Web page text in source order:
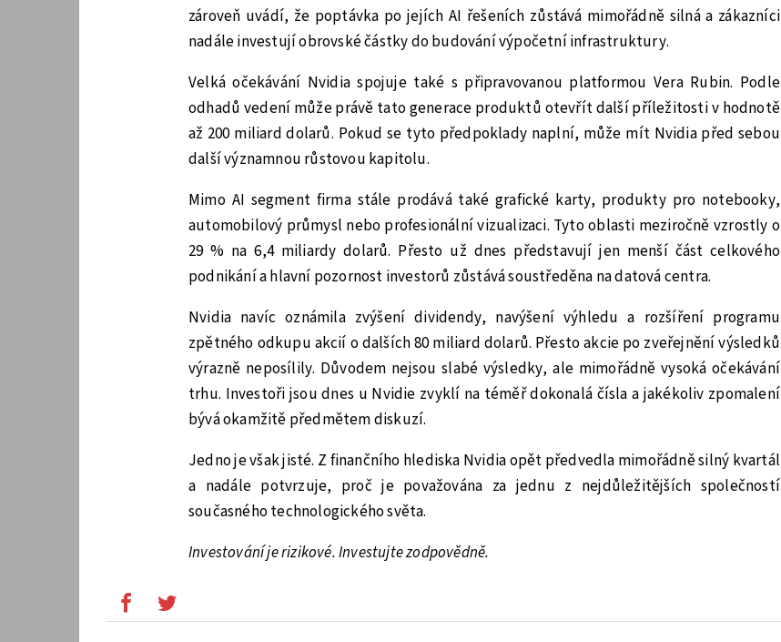
zároveň uvádí, že poptávka po jejích AI řešeních zůstává mimořádně silná a zákazníci
nadále investují obrovské částky do budování výpočetní infrastruktury.
Velká očekávání Nvidia spojuje také s připravovanou platformou Vera Rubin. Podle
odhadů vedení může právě tato generace produktů otevřít další příležitosti v hodnotě
až 200 miliard dolarů. Pokud se tyto předpoklady naplní, může mít Nvidia před sebou
další významnou růstovou kapitolu.
Mimo AI segment firma stále prodává také grafické karty, produkty pro notebooky,
automobilový průmysl nebo profesionální vizualizaci. Tyto oblasti meziročně vzrostly o
29 % na 6,4 miliardy dolarů. Přesto už dnes představují jen menší část celkového
podnikání a hlavní pozornost investorů zůstává soustředěna na datová centra.
Nvidia navíc oznámila zvýšení dividendy, navýšení výhledu a rozšíření programu
zpětného odkupu akcií o dalších 80 miliard dolarů. Přesto akcie po zveřejnění výsledků
výrazně neposílily. Důvodem nejsou slabé výsledky, ale mimořádně vysoká očekávání
trhu. Investoři jsou dnes u Nvidie zvyklí na téměř dokonalá čísla a jakékoliv zpomalení
bývá okamžitě předmětem diskuzí.
Jedno je však jisté. Z finančního hlediska Nvidia opět předvedla mimořádně silný kvartál
a nadále potvrzuje, proč je považována za jednu z nejdůležitějších společností
současného technologického světa.
Investování je rizikové. Investujte zodpovědně.